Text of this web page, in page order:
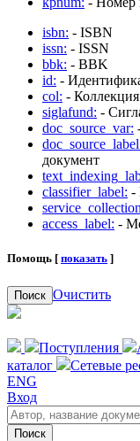
isbn: - ISBN
issn: - ISSN
bbk: - BBK
id: -
col: - Коллекция
siglafund: -
doc_source_var:
документ
classifier_label: -
access_label: -
Помощь [ показать ]
Поиск Очистить
Поступления
каталог
Сетевые
ENG
Вход
Поиск